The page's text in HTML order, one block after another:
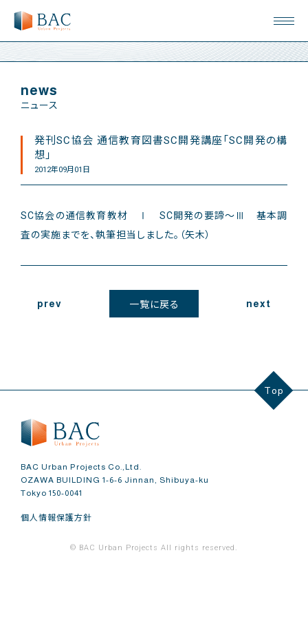
news
ニュース
発刊SC協会 通信教育図書SC開発講座「SC開発の構
想」
2012年09月01日
SC協会の通信教育教材 Ⅰ SC開発の要諦～Ⅲ 基本調
査の実施までを、執筆担当しました。（矢木）
prev 一覧に戻る next
Top
BAC Urban Projects Co.,Ltd.
OZAWA BUILDING 1-6-6 Jinnan, Shibuya-ku
Tokyo 150-0041
個人情報保護方針
© BAC Urban Projects All rights reserved.